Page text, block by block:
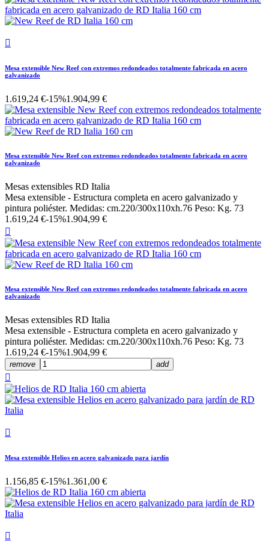

Mesa extensible New Reef con extremos redondeados totalmente fabricada en acero
galvanizado
1.619,24 €-15%1.904,99 €
Mesa extensible New Reef con extremos redondeados totalmente fabricada en acero
galvanizado
Mesas extensibles RD Italia
Mesa extensible - Estructura completa en acero galvanizado y
pintura poliéster. Medidas: cm.220/300x110xh.76 Peso: Kg. 73
1.619,24 €-15%1.904,99 €

Mesa extensible New Reef con extremos redondeados totalmente fabricada en acero
galvanizado
Mesas extensibles RD Italia
Mesa extensible - Estructura completa en acero galvanizado y
pintura poliéster. Medidas: cm.220/300x110xh.76 Peso: Kg. 73
1.619,24 €-15%1.904,99 €
remove add


Mesa extensible Helios en acero galvanizado para jardín
1.156,85 €-15%1.361,00 €
